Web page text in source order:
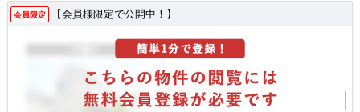
会員限定 【会員様限定で公開中！】